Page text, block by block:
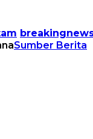
Sumber Berita